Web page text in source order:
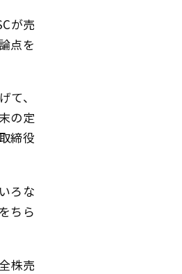
が売
点を
て、
の定
締役
ろな
ちら
株売